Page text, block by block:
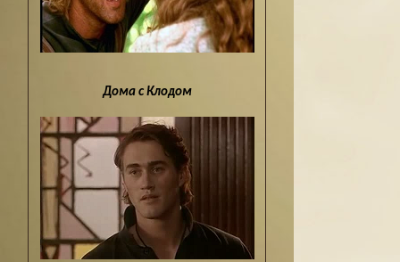
Дома с Клодом